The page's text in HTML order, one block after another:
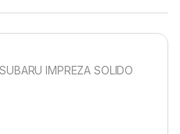
IMPREZA SOLIDO